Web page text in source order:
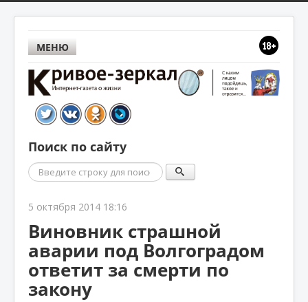
МЕНЮ
Поиск по сайту
Поиск
5 октября 2014 18:16
Виновник страшной
аварии под Волгоградом
ответит за смерти по
закону